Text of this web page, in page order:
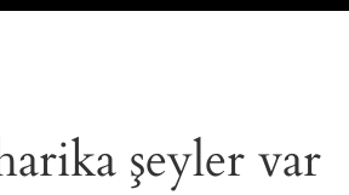
şeyler var